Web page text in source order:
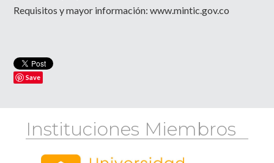
Requisitos y mayor información:www.mintic.gov.co
Save
Instituciones Miembros